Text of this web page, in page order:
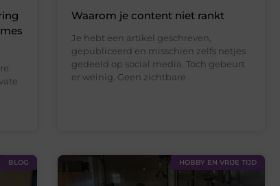
Waarom je content niet rankt
Je hebt een artikel geschreven,
gepubliceerd en misschien zelfs netjes
gedeeld op social media. Toch gebeurt
er weinig. Geen zichtbare
BLOG HOBBY EN VRIJE TIJD